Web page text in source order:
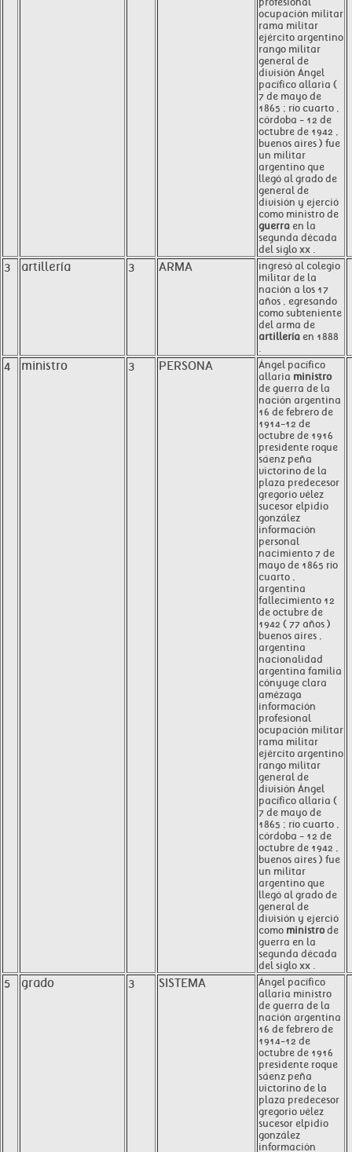
ocupación militar
rama militar
ejército argentino
rango militar
general de
división Ángel
pacífico allaria (
7 de mayo de
1865 ; río cuarto ,
córdoba - 12 de
octubre de 1942 ,
buenos aires ) fue
un militar
argentino que
llegó al grado de
general de
división y ejerció
como ministro de
guerra en la
segunda década
del siglo xx .
3 artillería 3 ARMA
ingresó al colegio
militar de la
nación a los 17
años , egresando
como subteniente
del arma de
artillería en 1888
.
4 ministro 3 PERSONA
Ángel pacífico
allaria ministro
de guerra de la
nación argentina
16 de febrero de
1914-12 de
octubre de 1916
presidente roque
sáenz peña
victorino de la
plaza predecesor
gregorio vélez
sucesor elpidio
gonzález
información
personal
nacimiento 7 de
mayo de 1865 río
cuarto ,
argentina
fallecimiento 12
de octubre de
1942 ( 77 años )
buenos aires ,
argentina
nacionalidad
argentina familia
cónyuge clara
amézaga
información
profesional
ocupación militar
rama militar
ejército argentino
rango militar
general de
división Ángel
pacífico allaria (
7 de mayo de
1865 ; río cuarto ,
córdoba - 12 de
octubre de 1942 ,
buenos aires ) fue
un militar
argentino que
llegó al grado de
general de
división y ejerció
como ministrode
guerra en la
segunda década
del siglo xx .
5 grado 3 SISTEMA
Ángel pacífico
allaria ministro
de guerra de la
nación argentina
16 de febrero de
1914-12 de
octubre de 1916
presidente roque
sáenz peña
victorino de la
plaza predecesor
gregorio vélez
sucesor elpidio
gonzález
información